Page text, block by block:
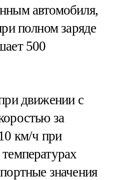
автомобиля,
полном заряде
500
движении с
за
км/ч при
значения